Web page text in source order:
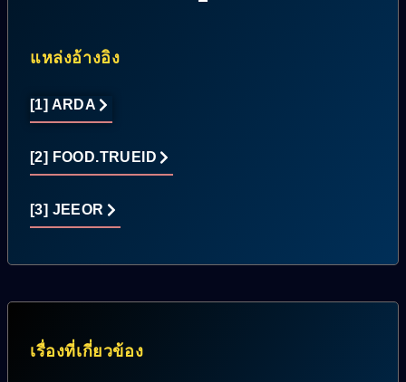
แหล่งอ้างอิง
[1] ARDA
[2] FOOD.TRUEID
[3] JEEOR
เรื่องที่เกี่ยวข้อง